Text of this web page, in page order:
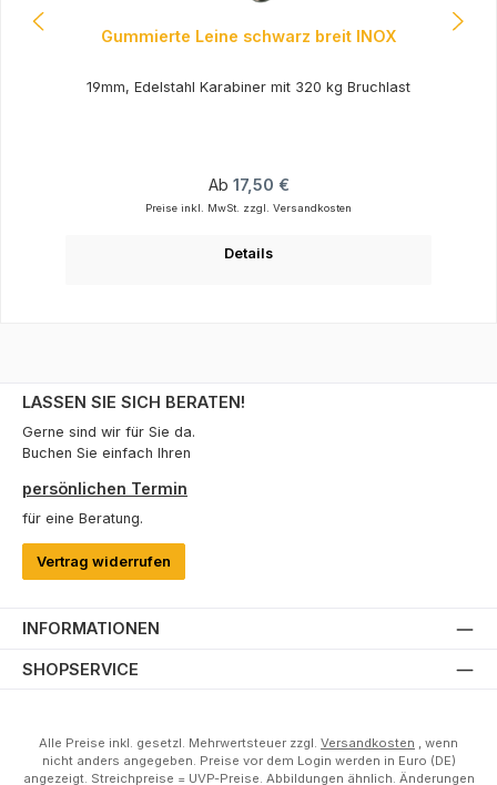
Gummierte Leine schwarz breit INOX
19mm, Edelstahl Karabiner mit 320 kg Bruchlast
Regulärer Preis:
Ab 17,50 €
Preise inkl. MwSt. zzgl. Versandkosten
Details
LASSEN SIE SICH BERATEN!
Gerne sind wir für Sie da.
Buchen Sie einfach Ihren
persönlichen Termin
für eine Beratung.
Vertrag widerrufen
INFORMATIONEN
SHOPSERVICE
Alle Preise inkl. gesetzl. Mehrwertsteuer zzgl. Versandkosten , wenn
nicht anders angegeben. Preise vor dem Login werden in Euro (DE)
angezeigt. Streichpreise = UVP-Preise. Abbildungen ähnlich. Änderungen